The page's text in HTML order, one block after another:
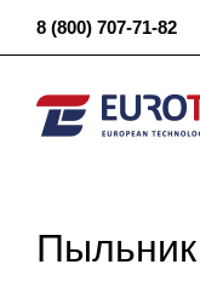
8 (800) 707-71-82